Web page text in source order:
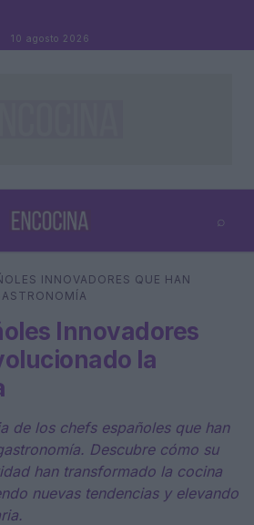
10 agosto 2026
⌕
⌕
INNOVADORES QUE HAN
Innovadores
la
de los chefs españoles que han
Descubre cómo su
han transformado la cocina
nuevas tendencias y elevando